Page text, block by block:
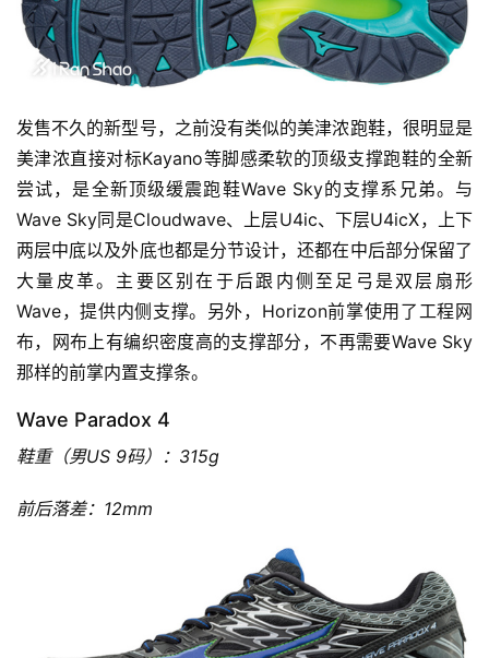
发售不久的新型号，之前没有类似的美津浓跑鞋，很明显是
美津浓直接对标Kayano等脚感柔软的顶级支撑跑鞋的全新
尝试，是全新顶级缓震跑鞋Wave Sky的支撑系兄弟。与
Wave Sky同是Cloudwave、上层U4ic、下层U4icX，上下
两层中底以及外底也都是分节设计，还都在中后部分保留了
大量皮革。主要区别在于后跟内侧至足弓是双层扇形
Wave，提供内侧支撑。另外，Horizon前掌使用了工程网
布，网布上有编织密度高的支撑部分，不再需要Wave Sky
那样的前掌内置支撑条。
Wave Paradox 4
鞋重（男US 9码）：315g
前后落差：12mm